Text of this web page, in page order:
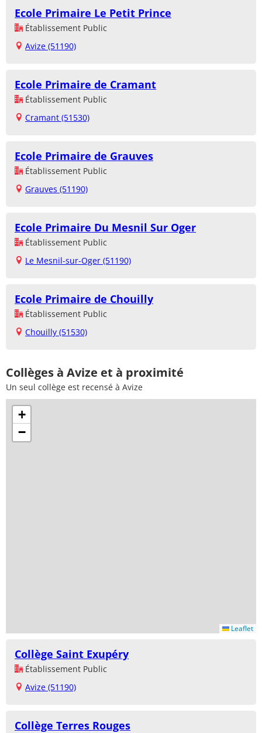
Ecole Primaire Le Petit Prince
Établissement Public
Avize (51190)
Ecole Primaire de Cramant
Établissement Public
Cramant (51530)
Ecole Primaire de Grauves
Établissement Public
Grauves (51190)
Ecole Primaire Du Mesnil Sur Oger
Établissement Public
Le Mesnil-sur-Oger (51190)
Ecole Primaire de Chouilly
Établissement Public
Chouilly (51530)
Collèges à Avize et à proximité
Un seul collège est recensé à Avize
+
−
Leaflet
Collège Saint Exupéry
Établissement Public
Avize (51190)
Collège Terres Rouges